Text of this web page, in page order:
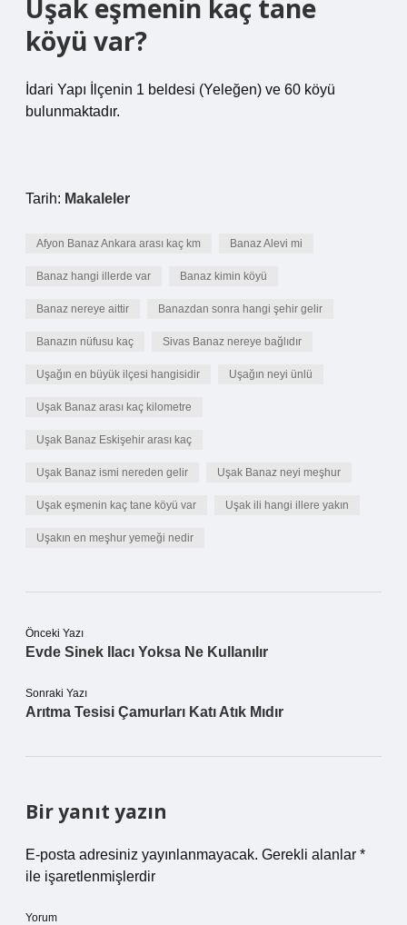
Uşak eşmenin kaç tane
köyü var?
İdari Yapı İlçenin 1 beldesi (Yeleğen) ve 60 köyü
bulunmaktadır.
Tarih: Makaleler
Afyon Banaz Ankara arası kaç km Banaz Alevi mi
Banaz hangi illerde var Banaz kimin köyü
Banaz nereye aittir Banazdan sonra hangi şehir gelir
Banazın nüfusu kaç Sivas Banaz nereye bağlıdır
Uşağın en büyük ilçesi hangisidir Uşağın neyi ünlü
Uşak Banaz arası kaç kilometre
Uşak Banaz Eskişehir arası kaç
Uşak Banaz ismi nereden gelir Uşak Banaz neyi meşhur
Uşak eşmenin kaç tane köyü var Uşak ili hangi illere yakın
Uşakın en meşhur yemeği nedir
Önceki Yazı
Evde Sinek Ilacı Yoksa Ne Kullanılır
Sonraki Yazı
Arıtma Tesisi Çamurları Katı Atık Mıdır
Bir yanıt yazın
E-posta adresiniz yayınlanmayacak. Gerekli alanlar *
ile işaretlenmişlerdir
Yorum